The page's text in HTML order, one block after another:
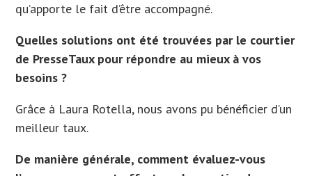
qu’apporte le fait d’être accompagné.
Quelles solutions ont été trouvées par le courtier
de PresseTaux pour répondre au mieux à vos
besoins ?
Grâce à Laura Rotella, nous avons pu bénéficier d’un
meilleur taux.
De manière générale, comment évaluez-vous